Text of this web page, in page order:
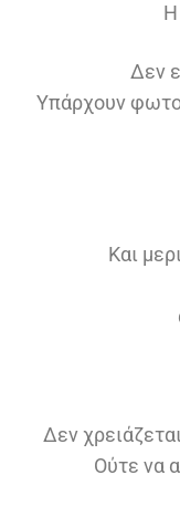
Η
Δεν
Υπάρχουν
Και
Δεν
Ούτε να